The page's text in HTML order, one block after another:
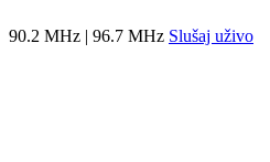
90.2 MHz | 96.7 MHz Slušaj uživo